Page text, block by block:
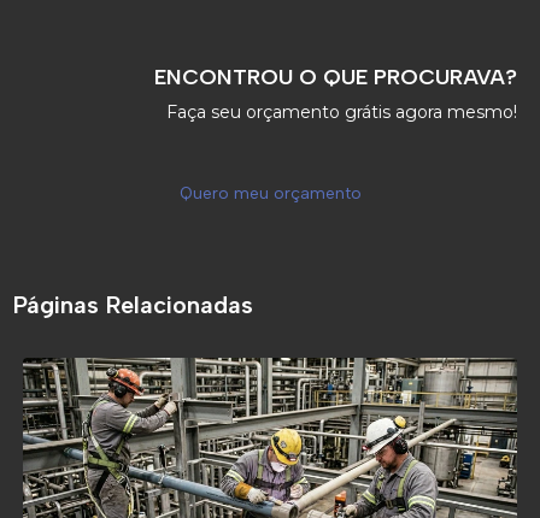
ENCONTROU O QUE PROCURAVA?
Faça seu orçamento grátis agora mesmo!
Quero meu orçamento
Páginas Relacionadas